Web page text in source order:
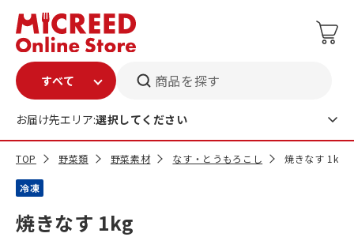
商品を探す
お届け先エリア:選択してください
TOP 野菜類 野菜素材 なす・とうもろこし 焼きなす 1kg
冷凍
焼きなす 1kg